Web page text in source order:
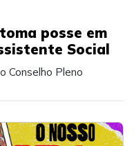
posse em
Social
Conselho Pleno